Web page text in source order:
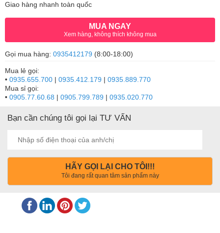
Giao hàng nhanh toàn quốc
MUA NGAY
Xem hàng, không thích không mua
Gọi mua hàng: 0935412179 (8:00-18:00)
Mua lẻ gọi:
• 0935.655.700 | 0935.412.179 | 0935.889.770
Mua sỉ gọi:
• 0905.77.60.68 | 0905.799.789 | 0935.020.770
Bạn cần chúng tôi gọi lại TƯ VẤN
HÃY GỌI LẠI CHO TÔI!!!
Tôi đang rất quan tâm sản phẩm này